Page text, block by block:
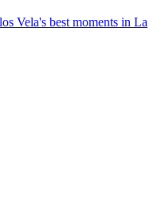
Vela's best moments in La